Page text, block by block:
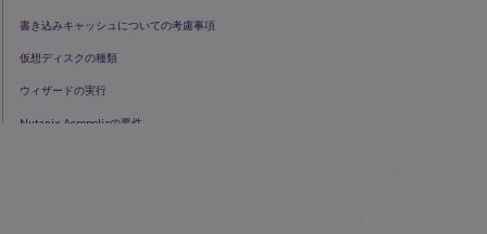
書き込みキャッシュについての考慮事項
仮想ディスクの種類
ウィザードの実行
Nutanix Acropolisの要件